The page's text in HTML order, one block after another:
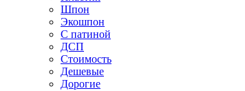
Шпон
Экошпон
С патиной
ДСП
Стоимость
Дешевые
Дорогие